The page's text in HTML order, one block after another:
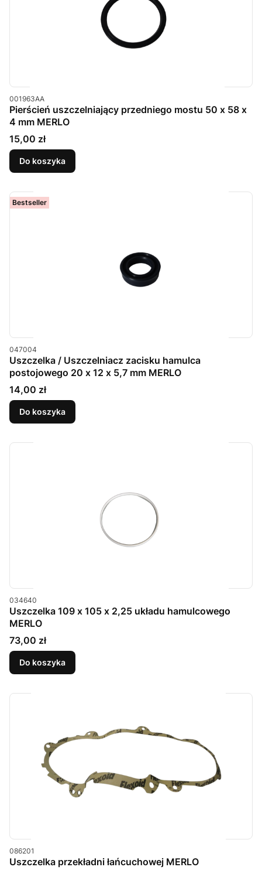
Kod produktu
001963AA
Pierścień uszczelniający przedniego mostu 50 x 58 x
4 mm MERLO
Cena
15,00 zł
Do koszyka
Bestseller
Kod produktu
047004
Uszczelka / Uszczelniacz zacisku hamulca
postojowego 20 x 12 x 5,7 mm MERLO
Cena
14,00 zł
Do koszyka
Kod produktu
034640
Uszczelka 109 x 105 x 2,25 układu hamulcowego
MERLO
Cena
73,00 zł
Do koszyka
Kod produktu
086201
Uszczelka przekładni łańcuchowej MERLO